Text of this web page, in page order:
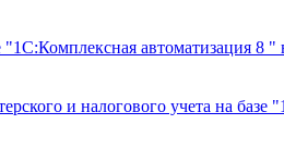
"1С:Комплексная автоматизация
и налогового учета на